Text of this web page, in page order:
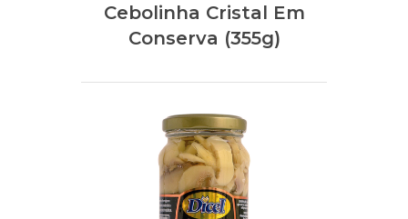
Cebolinha Cristal Em
Conserva (355g)